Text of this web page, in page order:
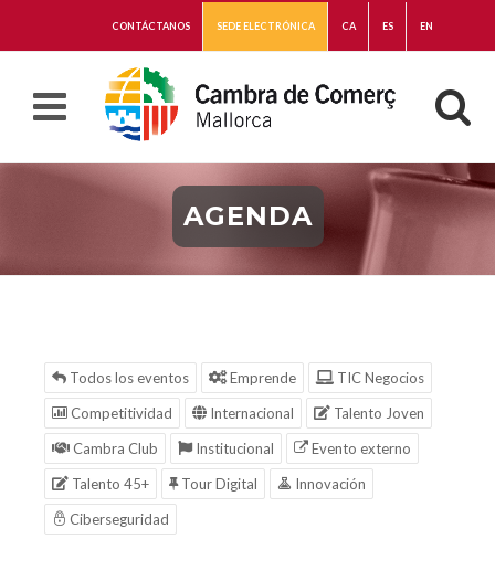
CONTÁCTANOS SEDE ELECTRÓNICA CA ES EN
AGENDA
Todos los eventos Emprende
TIC Negocios
Competitividad
Internacional
Talento Joven
Cambra Club
Institucional
Evento externo
Talento 45+
Tour Digital
Innovación
Ciberseguridad